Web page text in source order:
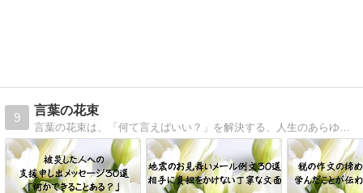
9
言葉の花束
言葉の花束は、「何て言えばいい？」を解決する、人生のあらゆる場面で使える言葉の辞典です。お祝い・お礼・励まし・気遣い・お見舞い・お悔やみ・手紙・ビジネスメール・季節の挨拶まで、そのまま使える文例と、気持ちが伝わる言葉選びをご紹介しています。